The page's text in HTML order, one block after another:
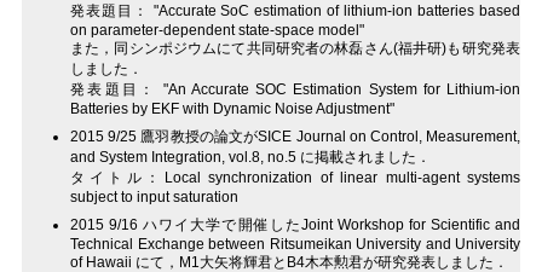
発表題目： "Accurate SoC estimation of lithium-ion batteries based
on parameter-dependent state-space model"
また，同シンポジウムにて共同研究者の林磊さん(福井研)も研究発表
しました．
発表題目： "An Accurate SOC Estimation System for Lithium-ion
Batteries by EKF with Dynamic Noise Adjustment"
2015 9/25 鷹羽教授の論文がSICE Journal on Control, Measurement,
and System Integration, vol.8, no.5 に掲載されました．
タイトル：Local synchronization of linear multi-agent systems
subject to input saturation
2015 9/16 ハワイ大学で開催したJoint Workshop for Scientific and
Technical Exchange between Ritsumeikan University and University
of Hawaii にて，M1大矢将輝君とB4木本勲君が研究発表しました．